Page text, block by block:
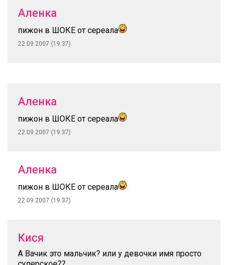
Аленка
пижон в ШОКЕ от сереала
22.09.2007 (19:37)
Аленка
пижон в ШОКЕ от сереала
22.09.2007 (19:37)
Аленка
пижон в ШОКЕ от сереала
22.09.2007 (19:37)
Кися
А Вачик это мальчик? или у девочки имя просто